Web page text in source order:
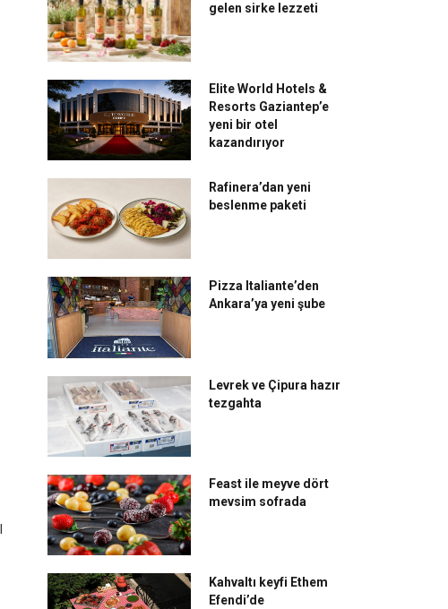
gelen sirke lezzeti
Elite World Hotels &
Resorts Gaziantep’e
yeni bir otel
kazandırıyor
Rafinera’dan yeni
beslenme paketi
Pizza Italiante’den
Ankara’ya yeni şube
Levrek ve Çipura hazır
tezgahta
Feast ile meyve dört
mevsim sofrada
Kahvaltı keyfi Ethem
Efendi’de